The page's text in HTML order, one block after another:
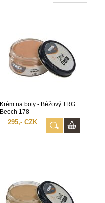
Krém na boty - Béžový TRG
Beech 178
295,- CZK